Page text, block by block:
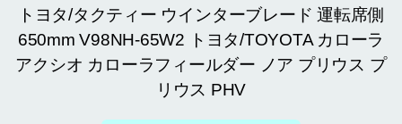
トヨタ/タクティー ウインターブレード 運転席側
650mm V98NH-65W2 トヨタ/TOYOTA カローラ
アクシオ カローラフィールダー ノア プリウス プ
リウス PHV